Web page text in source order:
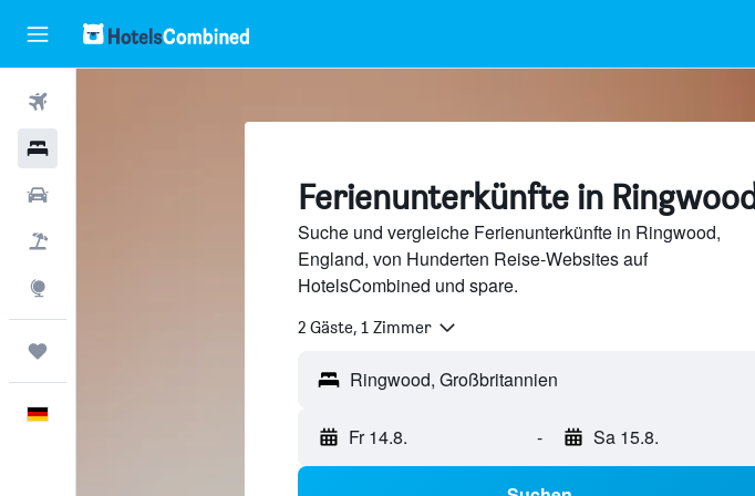
Ferienunterkünfte in Ringwood
Suche und vergleiche Ferienunterkünfte in Ringwood,
England, von Hunderten Reise-Websites auf
HotelsCombined und spare.
2 Gäste, 1 Zimmer
Fr 14.8. - Sa 15.8.